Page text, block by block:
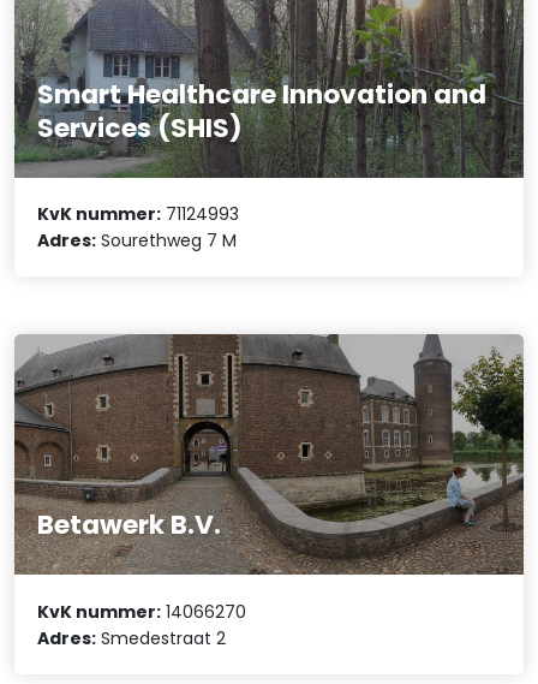
Smart Healthcare Innovation and
Services (SHIS)
KvK nummer: 71124993
Adres: Sourethweg 7 M
Betawerk B.V.
KvK nummer: 14066270
Adres: Smedestraat 2